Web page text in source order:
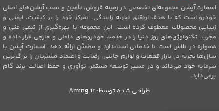
اسمارت آپشن مجموعه‌ای تخصصی در زمینه فروش، تأمین و نصب آپشن‌های اصلی
خودرو است که با هدف ارتقای تجربه رانندگی، تمرکز خود را بر کیفیت، ایمنی و
زیبایی محصولات معطوف کرده است. این مجموعه با بهره‌گیری از تیمی فنی و
مجرب، تکنولوژی‌های روز دنیا را در خدمت خودروهای داخلی و خارجی قرار داده و
همواره در تلاش است تا خدماتی استاندارد و مطمئن ارائه دهد. اسمارت آپشن با
سال‌ها تجربه در بازار قطعات و لوازم جانبی، رضایت و اعتماد مشتریان را بزرگ‌ترین
سرمایه خود می‌داند و در مسیر توسعه مستمر، نوآوری و حفظ اصالت برند گام
برمی‌دارد.
طراحی شده توسط:Aming.ir